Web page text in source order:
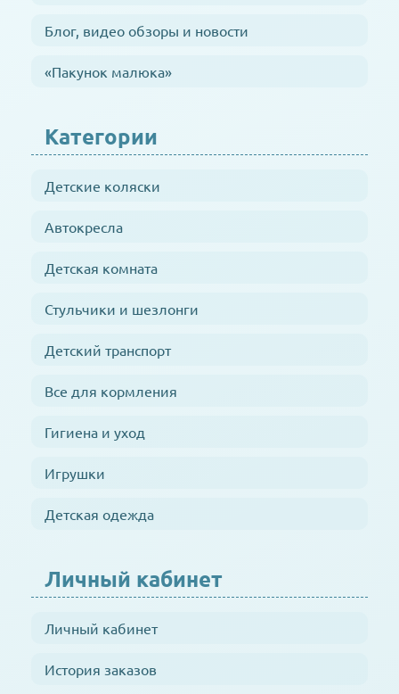
Блог, видео обзоры и новости
«Пакунок малюка»
Категории
Детские коляски
Автокресла
Детская комната
Стульчики и шезлонги
Детский транспорт
Все для кормления
Гигиена и уход
Игрушки
Детская одежда
Личный кабинет
Личный кабинет
История заказов